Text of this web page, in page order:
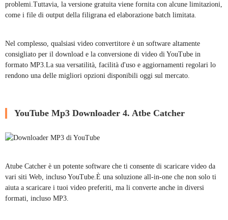
problemi.Tuttavia, la versione gratuita viene fornita con alcune limitazioni,
come i file di output della filigrana ed elaborazione batch limitata.
Nel complesso, qualsiasi video convertitore è un software altamente
consigliato per il download e la conversione di video di YouTube in
formato MP3.La sua versatilità, facilità d'uso e aggiornamenti regolari lo
rendono una delle migliori opzioni disponibili oggi sul mercato.
YouTube Mp3 Downloader 4. Atbe Catcher
Atube Catcher è un potente software che ti consente di scaricare video da
vari siti Web, incluso YouTube.È una soluzione all-in-one che non solo ti
aiuta a scaricare i tuoi video preferiti, ma li converte anche in diversi
formati, incluso MP3.